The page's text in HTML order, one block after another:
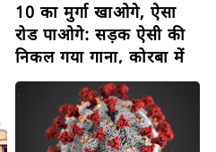
10 का मुर्गा खाओगे, ऐसा
रोड पाओगे: सड़क ऐसी की
निकल गया गाना, कोरबा में
सड़क की दुर्दशा का
रचनात्मक विरोध